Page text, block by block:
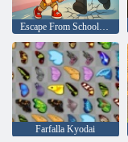
Farfalla Kyodai